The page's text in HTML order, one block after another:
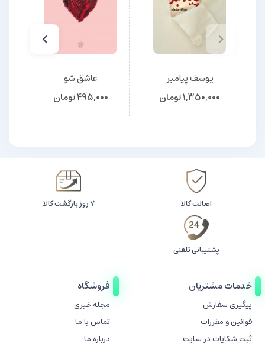
یوسف پیامبر
1,350,000تومان
عاشق شو
495,000تومان
اصالت کالا ۷ روز بازگشت کالا
پشتیبانی تلفنی
خدمات مشتریان
پیگیری سفارش
قوانین و مقررات
ثبت شکایات در سایت
فروشگاه
مجله خبری
تماس با ما
درباره ما